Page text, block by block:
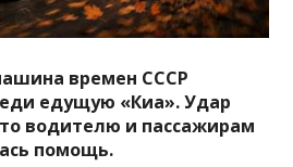
времен СССР
едущую «Киа». Удар
водителю и пассажирам
помощь.